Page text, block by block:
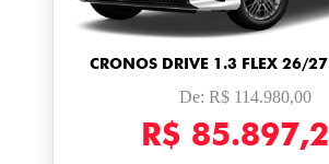
CRONOS DRIVE 1.3 FLEX 26/
De: R$ 114.980,00
R$